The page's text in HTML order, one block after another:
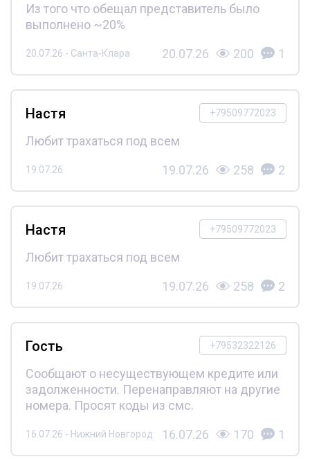
Из того что обещал представитель было
выполнено ~20%
20.07.26 - Санта-Клара 20.07.26 200 1
+79509772023
Настя
Любит трахаться под всем
19.07.26 19.07.26 258 2
+79509772023
Настя
Любит трахаться под всем
19.07.26 19.07.26 258 2
+79532322126
Гость
Сообщают о несуществующем кредите или
задолженности. Перенаправляют на другие
номера. Просят коды из смс.
16.07.26 - Нижний Новгород 16.07.26 170 1